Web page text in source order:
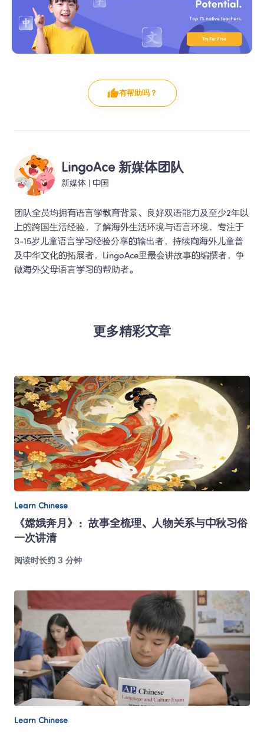
有帮助吗？
LingoAce 新媒体团队
新媒体 中国
团队全员均拥有语言学教育背景、良好双语能力及至少2年以
上的跨国生活经验，了解海外生活环境与语言环境，专注于
3-15岁儿童语言学习经验分享的输出者，持续向海外儿童普
及中华文化的拓展者，LingoAce里最会讲故事的编撰者，争
做海外父母语言学习的帮助者。
更多精彩文章
Learn Chinese
《嫦娥奔月》：故事全梳理、人物关系与中秋习俗
一次讲清
阅读时长约 3 分钟
Learn Chinese